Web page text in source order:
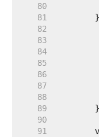
    80
    81
    82
    83
    84
    85
    86
    87
    88
    89
    90
    91